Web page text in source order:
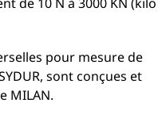
pour mesure de
sont conçues et
MILAN.